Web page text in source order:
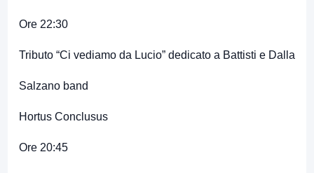
Ore 22:30
Tributo “Ci vediamo da Lucio” dedicato a Battisti e Dalla
Salzano band
Hortus Conclusus
Ore 20:45